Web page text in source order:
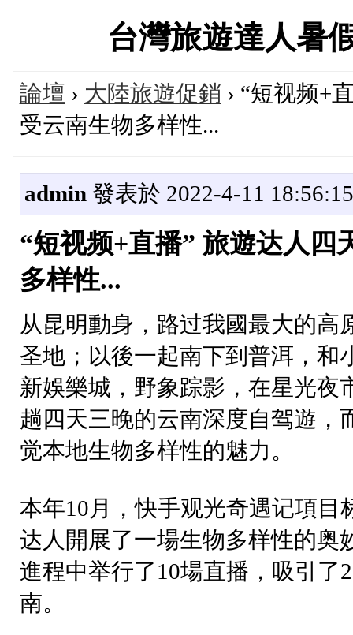
台灣旅遊達人暑
論壇 › 大陸旅遊促銷 › “短视频+
受云南生物多样性...
admin 發表於 2022-4-11 18:56:15
“短视频+直播” 旅遊达人四
多样性...
从昆明動身，路过我國最大的
圣地；以後一起南下到普洱，和
新娛樂城，野象踪影，在星光
趟四天三晚的云南深度自驾遊，
觉本地生物多样性的魅力。
本年10月，快手观光奇遇记項目
达人開展了一場生物多样性的奥
進程中举行了10場直播，吸引了
南。